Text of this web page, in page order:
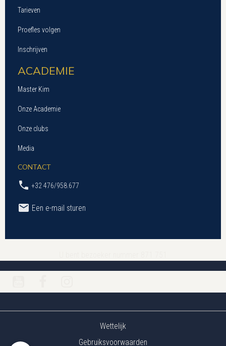
Tarieven
Proefles volgen
Inschrijven
ACADEMIE
Master Kim
Onze Academie
Onze clubs
Media
CONTACT
+32 476/958.677
Een e-mail sturen
Wettelijk
Gebruiksvoorwaarden